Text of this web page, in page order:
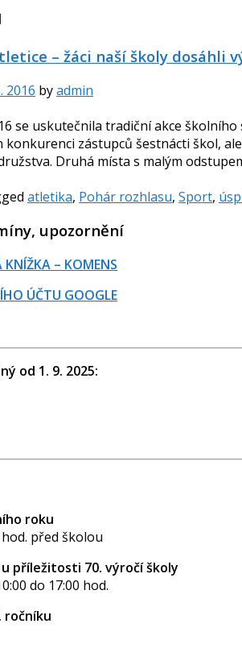
– žáci naší školy dosáhli
2016 byadmin
se uskutečnila tradiční akce
konkurenci zástupců šestnácti škol,
Druhá místa s malým
atletika, Pohár rozhlasu, Sport,
upozornění
KNÍŽKA – KOMENS
ÚČTU GOOGLE
od 1. 9. 2025:
roku
hod. před školou
příležitosti 70. výročí školy
do 17:00 hod.
ročníku